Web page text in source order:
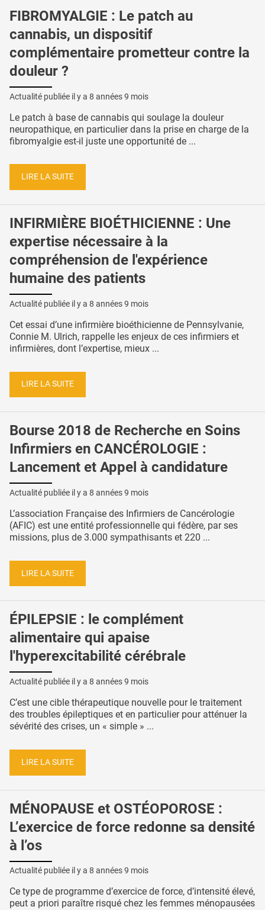
FIBROMYALGIE : Le patch au
cannabis, un dispositif
complémentaire prometteur contre la
douleur ?
Actualité publiée il y a 8 années 9 mois
Le patch à base de cannabis qui soulage la douleur
neuropathique, en particulier dans la prise en charge de la
fibromyalgie est-il juste une opportunité de ...
LIRE LA SUITE
INFIRMIÈRE BIOÉTHICIENNE : Une
expertise nécessaire à la
compréhension de l'expérience
humaine des patients
Actualité publiée il y a 8 années 9 mois
Cet essai d’une infirmière bioéthicienne de Pennsylvanie,
Connie M. Ulrich, rappelle les enjeux de ces infirmiers et
infirmières, dont l’expertise, mieux ...
LIRE LA SUITE
Bourse 2018 de Recherche en Soins
Infirmiers en CANCÉROLOGIE :
Lancement et Appel à candidature
Actualité publiée il y a 8 années 9 mois
L’association Française des Infirmiers de Cancérologie
(AFIC) est une entité professionnelle qui fédère, par ses
missions, plus de 3.000 sympathisants et 220 ...
LIRE LA SUITE
ÉPILEPSIE : le complément
alimentaire qui apaise
l'hyperexcitabilité cérébrale
Actualité publiée il y a 8 années 9 mois
C’est une cible thérapeutique nouvelle pour le traitement
des troubles épileptiques et en particulier pour atténuer la
sévérité des crises, un « simple » ...
LIRE LA SUITE
MÉNOPAUSE et OSTÉOPOROSE :
L’exercice de force redonne sa densité
à l’os
Actualité publiée il y a 8 années 9 mois
Ce type de programme d’exercice de force, d’intensité élevé,
peut a priori paraître risqué chez les femmes ménopausées